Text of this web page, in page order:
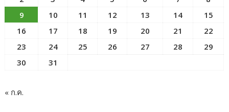
9
10 11 12 13 14
15
16
17 18 19 20 21
22
23
24 25 26 27 28
29
30
31
« ก.ค.